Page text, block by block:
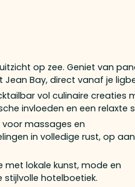
op zee. Geniet van
Jean Bay, direct vanaf je
vol culinaire creaties
invloeden en een relaxte
massages en
in volledige rust, op
met lokale kunst, mode en
stijlvolle hotelboetiek.